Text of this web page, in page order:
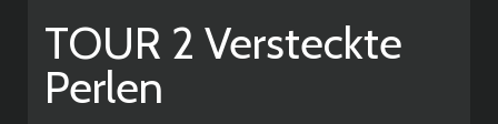
TOUR 2 Versteckte
Perlen